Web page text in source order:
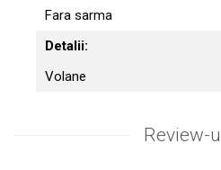
Fara sarma
Detalii:
Volane
Review-